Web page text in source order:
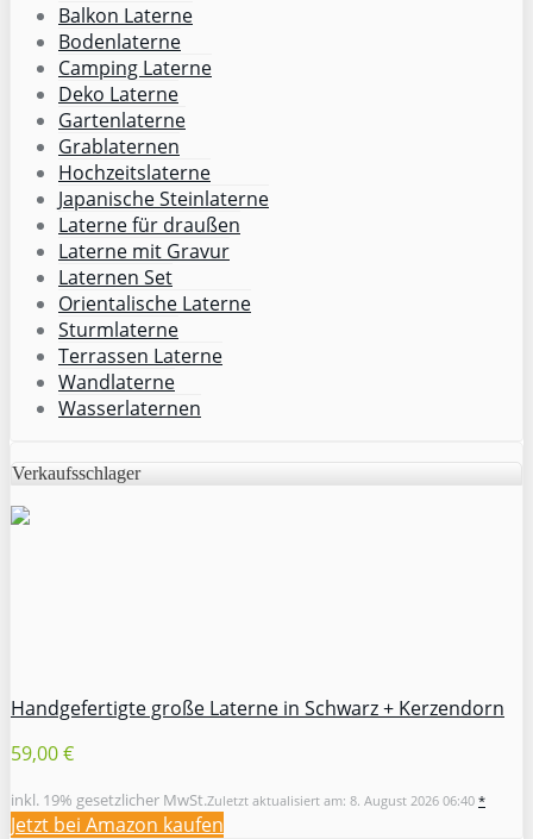
Balkon Laterne
Bodenlaterne
Camping Laterne
Deko Laterne
Gartenlaterne
Grablaternen
Hochzeitslaterne
Japanische Steinlaterne
Laterne für draußen
Laterne mit Gravur
Laternen Set
Orientalische Laterne
Sturmlaterne
Terrassen Laterne
Wandlaterne
Wasserlaternen
Verkaufsschlager
Handgefertigte große Laterne in Schwarz + Kerzendorn
59,00 €
inkl. 19% gesetzlicher MwSt.Zuletzt aktualisiert am: 8. August 2026 06:40 *
Jetzt bei Amazon kaufen